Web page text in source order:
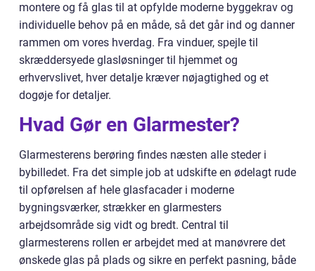
montere og få glas til at opfylde moderne byggekrav og
individuelle behov på en måde, så det går ind og danner
rammen om vores hverdag. Fra vinduer, spejle til
skræddersyede glasløsninger til hjemmet og
erhvervslivet, hver detalje kræver nøjagtighed og et
dogøje for detaljer.
Hvad Gør en Glarmester?
Glarmesterens berøring findes næsten alle steder i
bybilledet. Fra det simple job at udskifte en ødelagt rude
til opførelsen af hele glasfacader i moderne
bygningsværker, strækker en glarmesters
arbejdsområde sig vidt og bredt. Central til
glarmesterens rollen er arbejdet med at manøvrere det
ønskede glas på plads og sikre en perfekt pasning, både